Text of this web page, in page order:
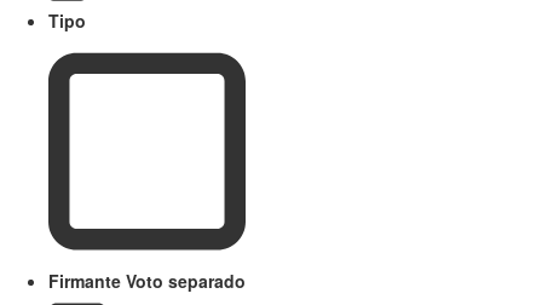
Tipo
Firmante Voto separado